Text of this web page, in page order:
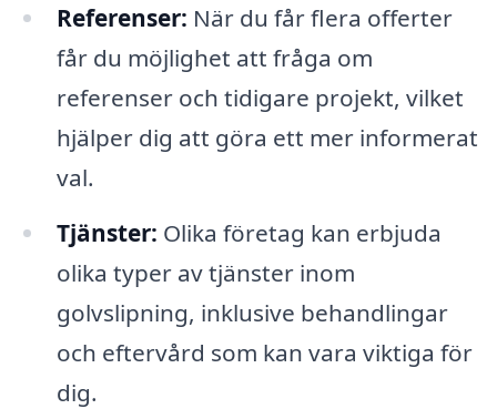
Referenser: När du får flera offerter
får du möjlighet att fråga om
referenser och tidigare projekt, vilket
hjälper dig att göra ett mer informerat
val.
Tjänster: Olika företag kan erbjuda
olika typer av tjänster inom
golvslipning, inklusive behandlingar
och eftervård som kan vara viktiga för
dig.